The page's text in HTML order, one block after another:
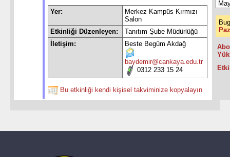
Yer:
Merkez Kampüs Kırmızı
Salon
Etkinliği Düzenleyen:
Tanıtım Şube Müdürlüğü
İletişim:
Beste Begüm Akdağ
baydemir@cankaya.edu.tr
0312 233 15 24
Bu etkinliği kendi kişisel takviminize kopyalayın